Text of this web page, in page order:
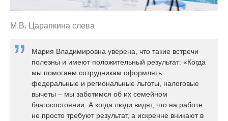
М.В. Царапкина слева
Мария Владимировна уверена, что такие встречи
полезны и имеют положительный результат: «Когда
мы помогаем сотрудникам оформлять
федеральные и региональные льготы, налоговые
вычеты – мы заботимся об их семейном
благосостоянии. А когда люди видят, что на работе
не просто требуют результат, а искренне вникают в